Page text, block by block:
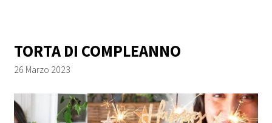
TORTA DI COMPLEANNO
26 Marzo 2023